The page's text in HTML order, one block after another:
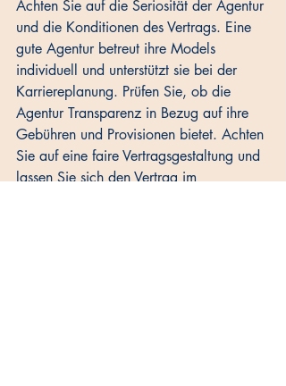
Achten Sie auf die Seriosität der Agentur
und die Konditionen des Vertrags. Eine
gute Agentur betreut ihre Models
individuell und unterstützt sie bei der
Karriereplanung. Prüfen Sie, ob die
Agentur Transparenz in Bezug auf ihre
Gebühren und Provisionen bietet. Achten
Sie auf eine faire Vertragsgestaltung und
lassen Sie sich den Vertrag im